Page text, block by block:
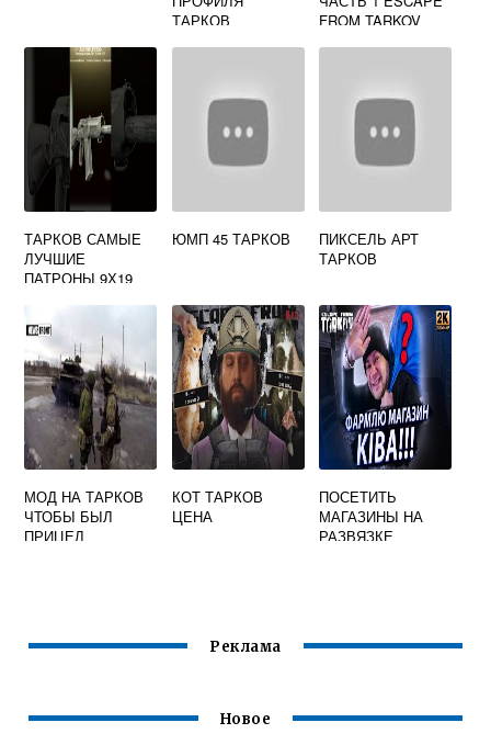
ТАРКОВ
FROM TARKOV
ТАРКОВ САМЫЕ
ЛУЧШИЕ
ПАТРОНЫ 9Х19
ЮМП 45 ТАРКОВ
ПИКСЕЛЬ АРТ
ТАРКОВ
МОД НА ТАРКОВ
ЧТОБЫ БЫЛ
ПРИЦЕЛ
КОТ ТАРКОВ
ЦЕНА
ПОСЕТИТЬ
МАГАЗИНЫ НА
РАЗВЯЗКЕ
Реклама
Новое